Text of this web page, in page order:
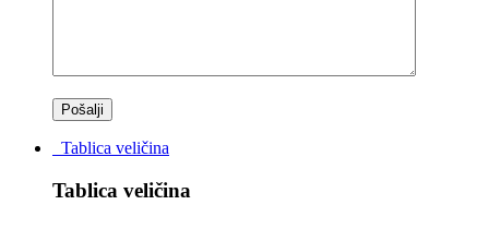
Tablica veličina
Tablica veličina